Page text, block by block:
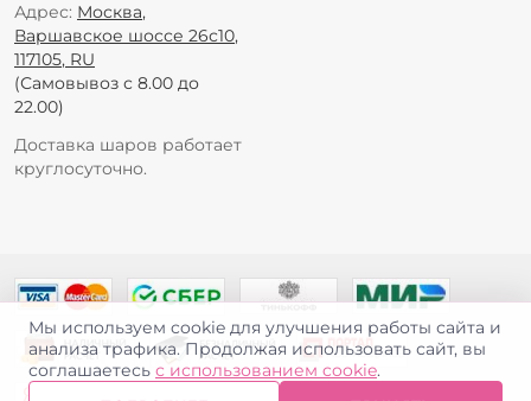
Адрес: Москва,
Варшавское шоссе 26с10,
117105, RU
(Самовывоз с 8.00 до
22.00)
Доставка шаров работает
круглосуточно.
Мы используем cookie для улучшения работы сайта и
анализа трафика. Продолжая использовать сайт, вы
соглашаетесь с использованием cookie.